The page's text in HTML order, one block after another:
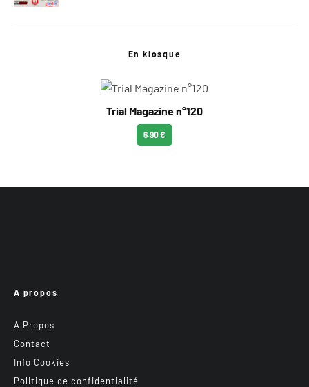
En kiosque
Trial Magazine n°120
6.90 €
A propos
A Propos
Contact
Info Cookies
Politique de confidentialité